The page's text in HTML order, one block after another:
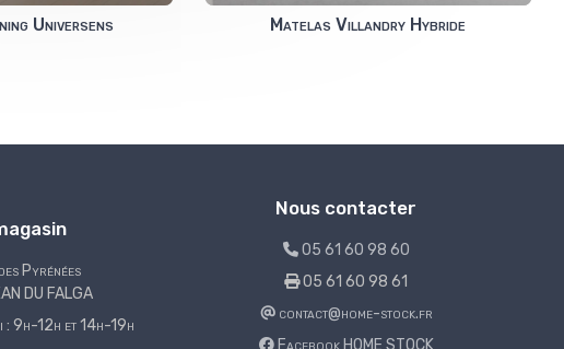
Universens Matelas Villandry Hybride
Pyrénées
DU FALGA
: 9h-12h et 14h-19h
Nous contacter
05 61 60 98 60
05 61 60 98 61
contact@home-stock.fr
Facebook HOME STOCK